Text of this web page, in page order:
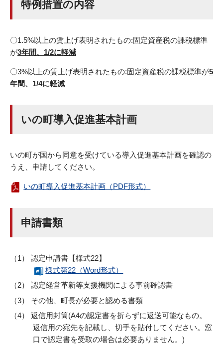
特例措置の内容
〇1.5%以上の賃上げ表明されたもの:固定資産税の課税標準
が3年間、1/2に軽減
〇3%以上の賃上げ表明されたもの:固定資産税の課税標準が5
年間、1/4に軽減
いの町導入促進基本計画
いの町が国から同意を受けている導入促進基本計画を確認の
うえ、申請してください。
いの町導入促進基本計画（PDF形式）
申請書類
認定申請書【様式22】
様式第22（Word形式）
認定経営革新等支援機関による事前確認書
その他、町長が必要と認める書類
返信用封筒(A4の認定書を折らずに返送可能なもの。
返信用の宛先を記載し、切手を貼付してください。窓
口で認定書を受取の場合は必要ありません。)